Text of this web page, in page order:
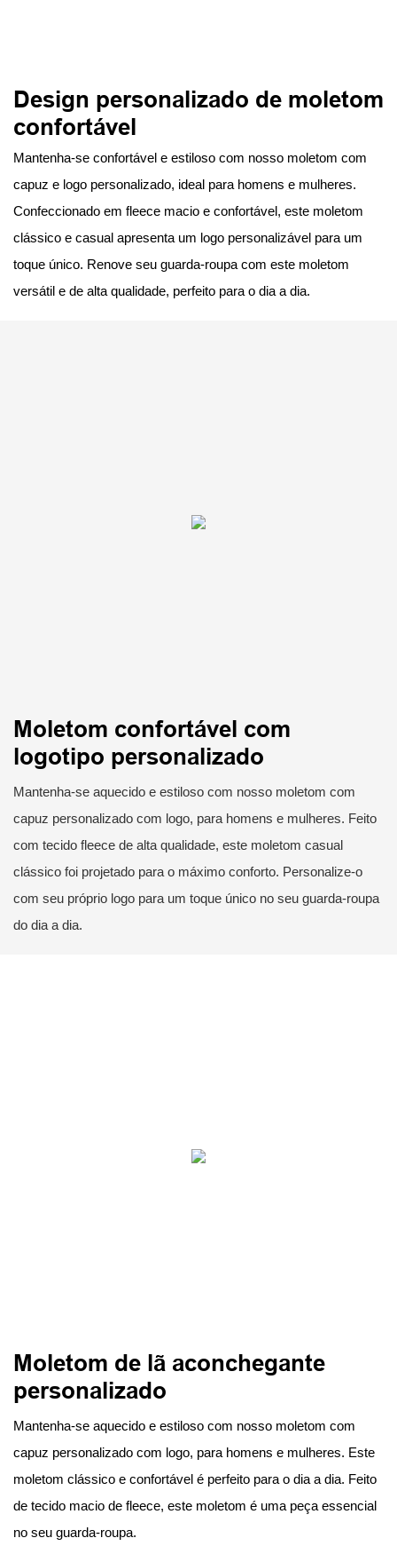
Design personalizado de moletom
confortável
Mantenha-se confortável e estiloso com nosso moletom com
capuz e logo personalizado, ideal para homens e mulheres.
Confeccionado em fleece macio e confortável, este moletom
clássico e casual apresenta um logo personalizável para um
toque único. Renove seu guarda-roupa com este moletom
versátil e de alta qualidade, perfeito para o dia a dia.
Moletom confortável com
logotipo personalizado
Mantenha-se aquecido e estiloso com nosso moletom com
capuz personalizado com logo, para homens e mulheres. Feito
com tecido fleece de alta qualidade, este moletom casual
clássico foi projetado para o máximo conforto. Personalize-o
com seu próprio logo para um toque único no seu guarda-roupa
do dia a dia.
Moletom de lã aconchegante
personalizado
Mantenha-se aquecido e estiloso com nosso moletom com
capuz personalizado com logo, para homens e mulheres. Este
moletom clássico e confortável é perfeito para o dia a dia. Feito
de tecido macio de fleece, este moletom é uma peça essencial
no seu guarda-roupa.